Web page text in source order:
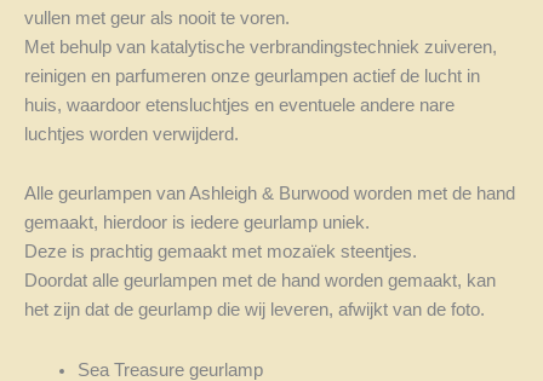
vullen met geur als nooit te voren.
Met behulp van katalytische verbrandingstechniek zuiveren,
reinigen en parfumeren onze geurlampen actief de lucht in
huis, waardoor etensluchtjes en eventuele andere nare
luchtjes worden verwijderd.
Alle geurlampen van Ashleigh & Burwood worden met de hand
gemaakt, hierdoor is iedere geurlamp uniek.
Deze is prachtig gemaakt met mozaïek steentjes.
Doordat alle geurlampen met de hand worden gemaakt, kan
het zijn dat de geurlamp die wij leveren, afwijkt van de foto.
Sea Treasure geurlamp